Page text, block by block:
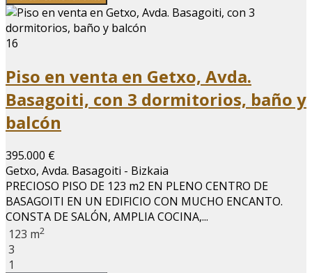
16
Piso en venta en Getxo, Avda.
Basagoiti, con 3 dormitorios, baño y
balcón
395.000 €
Getxo, Avda. Basagoiti - Bizkaia
PRECIOSO PISO DE 123 m2 EN PLENO CENTRO DE
BASAGOITI EN UN EDIFICIO CON MUCHO ENCANTO.
CONSTA DE SALÓN, AMPLIA COCINA,...
123 m2
3
1